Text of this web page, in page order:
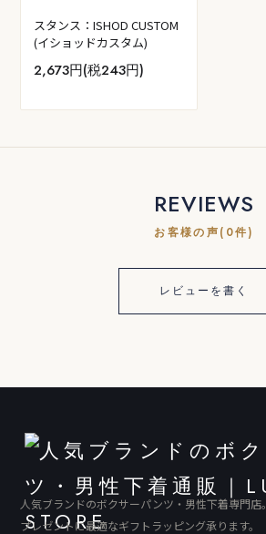
スタンス：ISHOD CUSTOM
(イショッドカスタム)
2,673円(税243円)
REVIEWS
お客様の声(0件)
レビューを書く
人気ブランドのボクサーパンツ・男性下着専門店。
プレゼントに最適なギフトラッピング承ります。